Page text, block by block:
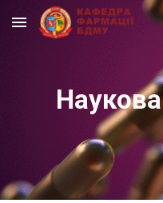
Skip to main content